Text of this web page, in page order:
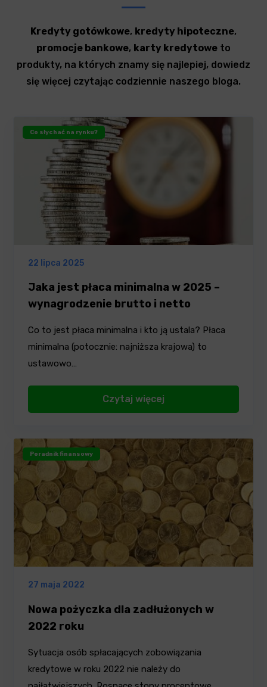
Kredyty gotówkowe, kredyty hipoteczne,
promocje bankowe, karty kredytowe to
produkty, na których znamy się najlepiej, dowiedz
się więcej czytając codziennie naszego bloga.
Co słychać na rynku?
22 lipca 2025
Jaka jest płaca minimalna w 2025 –
wynagrodzenie brutto i netto
Co to jest płaca minimalna i kto ją ustala? Płaca
minimalna (potocznie: najniższa krajowa) to
ustawowo…
Czytaj więcej
Poradnik finansowy
27 maja 2022
Nowa pożyczka dla zadłużonych w
2022 roku
Sytuacja osób spłacających zobowiązania
kredytowe w roku 2022 nie należy do